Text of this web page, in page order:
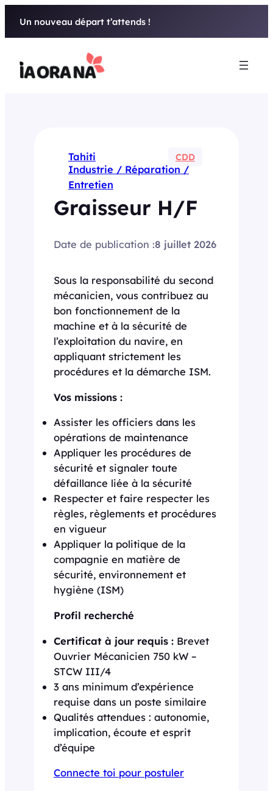
Un nouveau départ t’attends !
Tahiti CDD
Industrie / Réparation /
Entretien
Graisseur H/F
Date de publication :8 juillet 2026
Sous la responsabilité du second
mécanicien, vous contribuez au
bon fonctionnement de la
machine et à la sécurité de
l’exploitation du navire, en
appliquant strictement les
procédures et la démarche ISM.
Vos missions :
Assister les officiers dans les
opérations de maintenance
Appliquer les procédures de
sécurité et signaler toute
défaillance liée à la sécurité
Respecter et faire respecter les
règles, règlements et procédures
en vigueur
Appliquer la politique de la
compagnie en matière de
sécurité, environnement et
hygiène (ISM)
Profil recherché
Certificat à jour requis : Brevet
Ouvrier Mécanicien 750 kW –
STCW III/4
3 ans minimum d’expérience
requise dans un poste similaire
Qualités attendues : autonomie,
implication, écoute et esprit
d’équipe
Connecte toi pour postuler